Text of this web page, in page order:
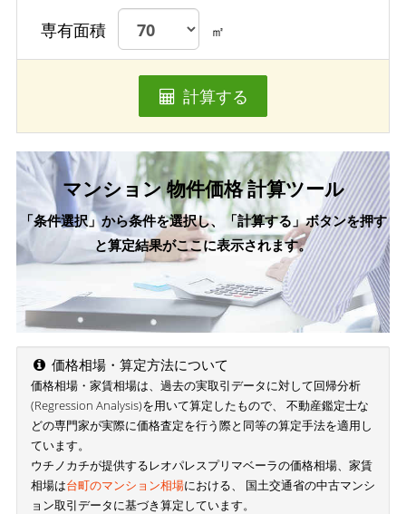
専有面積 ㎡
計算する
マンション 物件価格 計算ツール
「条件選択」から条件を選択し、「計算する」ボタンを押す
と算定結果がここに表示されます。
価格相場・算定方法について
価格相場・家賃相場は、過去の実取引データに対して回帰分析
(Regression Analysis)を用いて算定したもので、 不動産鑑定士な
どの専門家が実際に価格査定を行う際と同等の算定手法を適用し
ています。
ウチノカチが提供するレオパレスプリマベーラの価格相場、家賃
相場は台町のマンション相場における、 国土交通省の中古マンシ
ョン取引データに基づき算定しています。